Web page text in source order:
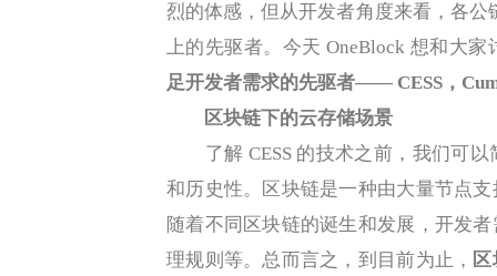
烈的体感，但从开发者角度来看，各
上的先驱者。今天 OneBlock 想和大家
足开发者需求的先驱者—— CESS，
区块链下的云存储场景
了解 CESS 的技术之前，我们可以
和历史性。区块链是一种由大量节点
随着不同区块链的诞生和发展，开发
理规则等。总而言之，到目前为止，